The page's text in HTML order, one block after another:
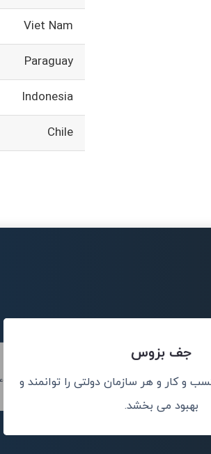
Viet Nam
Paraguay
Indonesia
Chile
جف بزوس
کار و هر سازمان دولتی را توانمند و
بهبود می بخشد.
هوش